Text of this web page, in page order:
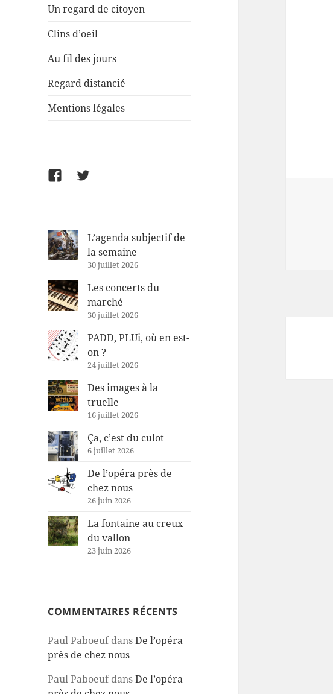
Un regard de citoyen
Clins d’oeil
Au fil des jours
Regard distancié
Mentions légales
FacebookTwitter
L’agenda subjectif de
la semaine
30 juillet 2026
Les concerts du
marché
30 juillet 2026
PADD, PLUi, où en est-
on ?
24 juillet 2026
Des images à la
truelle
16 juillet 2026
Ça, c’est du culot
6 juillet 2026
De l’opéra près de
chez nous
26 juin 2026
La fontaine au creux
du vallon
23 juin 2026
COMMENTAIRES RÉCENTS
Paul PaboeufdansDe l’opéra
près de chez nous
Paul PaboeufdansDe l’opéra